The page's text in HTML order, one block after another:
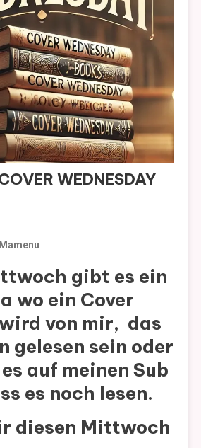
WEDNESDAY
Mamenu
gibt es ein
wo ein Cover
von mir, das
gelesen sein oder
auf meinen Sub
es noch lesen.
diesen Mittwoch